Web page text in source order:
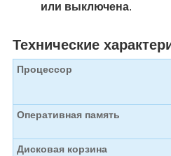
или выключена.
Технические
Процессор
Оперативная память
Дисковая корзина